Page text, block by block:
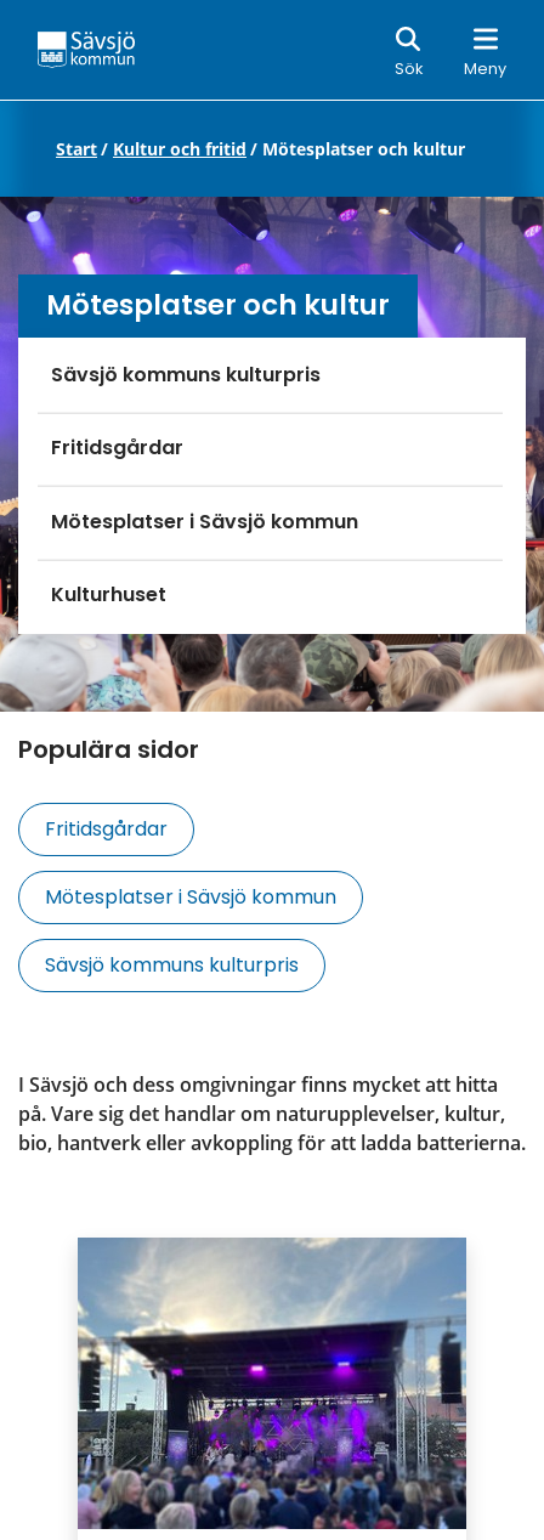
Sök Meny
Sök
Start/ Kultur och fritid / Mötesplatser och kultur
Mötesplatser och kultur
Sävsjö kommuns kulturpris
Fritidsgårdar
Mötesplatser i Sävsjö kommun
Kulturhuset
Populära sidor
Fritidsgårdar
Mötesplatser i Sävsjö kommun
Sävsjö kommuns kulturpris
I Sävsjö och dess omgivningar finns mycket att hitta
på. Vare sig det handlar om naturupplevelser, kultur,
bio, hantverk eller avkoppling för att ladda batterierna.
Puffar